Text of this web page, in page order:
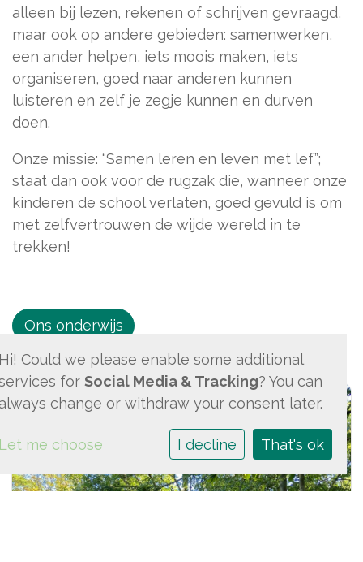
alleen bij lezen, rekenen of schrijven gevraagd,
maar ook op andere gebieden: samenwerken,
een ander helpen, iets moois maken, iets
organiseren, goed naar anderen kunnen
luisteren en zelf je zegje kunnen en durven
doen.
Onze missie: “Samen leren en leven met lef”;
staat dan ook voor de rugzak die, wanneer onze
kinderen de school verlaten, goed gevuld is om
met zelfvertrouwen de wijde wereld in te
trekken!
Ons onderwijs
Could we please enable some additional
for Social Media & Tracking? You can
change or withdraw your consent later.
me choose I decline That's ok